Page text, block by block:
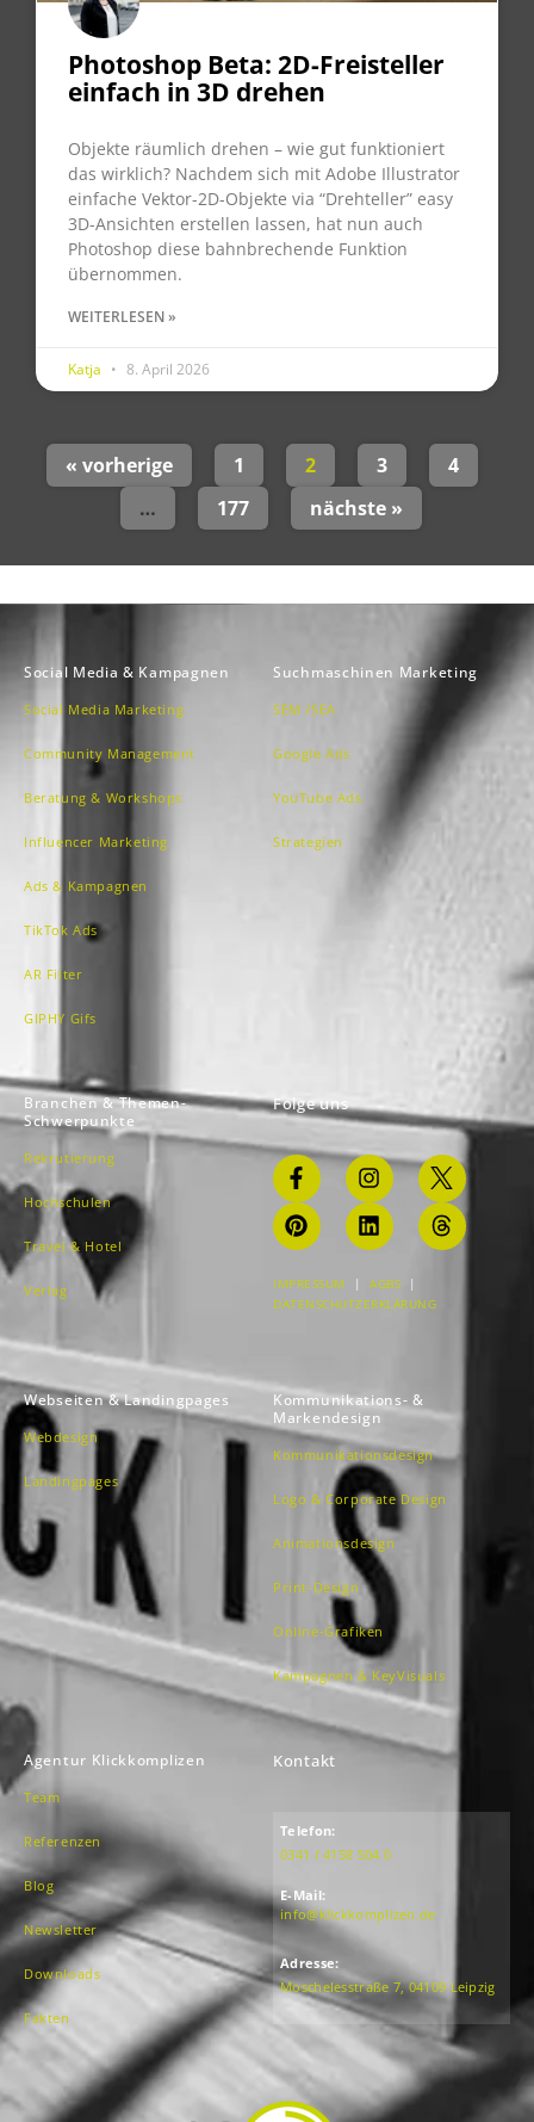
Photoshop Beta: 2D-Freisteller
einfach in 3D drehen
Objekte räumlich drehen – wie gut funktioniert
das wirklich? Nachdem sich mit Adobe Illustrator
einfache Vektor-2D-Objekte via “Drehteller” easy
3D-Ansichten erstellen lassen, hat nun auch
Photoshop diese bahnbrechende Funktion
übernommen.
WEITERLESEN »
Katja 8. April 2026
« vorherige 1 2 3
4
…
177 nächste »
Social Media & Kampagnen
Social Media Marketing
Community Management
Beratung & Workshops
Influencer Marketing
Ads & Kampagnen
TikTok Ads
AR Filter
GIPHY Gifs
Suchmaschinen Marketing
SEM /SEA
Google Ads
YouTube Ads
Strategien
Branchen & Themen-
Schwerpunkte
Rekrutierung
Hochschulen
Travel & Hotel
Verlag
Folge uns
IMPRESSUM | AGBS |
DATENSCHUTZERKLÄRUNG
Webseiten & Landingpages
Webdesign
Landingpages
Kommunikations- &
Markendesign
Kommunikationsdesign
Logo & Corporate Design
Animationsdesign
Print-Design
Online-Grafiken
Kampagnen & KeyVisuals
Agentur Klickkomplizen
Team
Referenzen
Blog
Newsletter
Downloads
Fakten
Kontakt
Telefon:
0341 / 4158 504 0
E-Mail:
info@klickkomplizen.de
Adresse:
Moschelesstraße 7, 04109 Leipzig